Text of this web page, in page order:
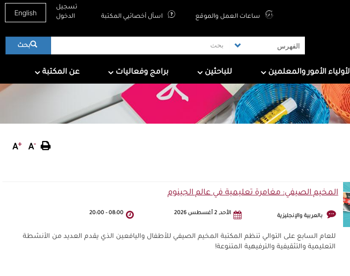
English ساعات العمل والموقع اسأل أخصائيي المكتبة
تسجيل
الدخول
بحث
For Parents & Educators
لأولياء الأمور والمعلمين
For Researchers
للباحثين
Programs & Events
برامج وفعاليات
About QNL
عن المكتبة
A+ A-
المخيم الصيفي: مغامرة تعليمية في عالم الجينوم
بالعربية والإنجليزية الأحد, 2 أغسطس 2026 08:00
-
20:00
للعام السابع على التوالي تنظم المكتبة المخيم الصيفي للأطفال واليافعين الذي يقدم العديد من الأنشطة
التعليمية والتثقيفية والترفيهية المتنوعة!